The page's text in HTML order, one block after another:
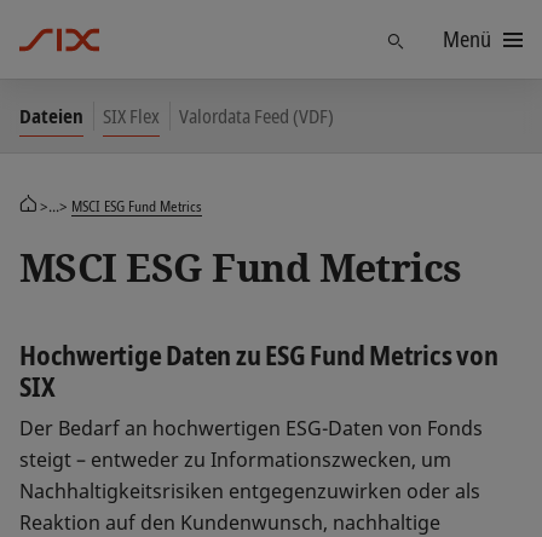
FindenMenü
Dateien SIX Flex Valordata Feed (VDF)
>...> MSCI ESG Fund Metrics
MSCI ESG Fund Metrics
Hochwertige Daten zu ESG Fund Metrics von
SIX
Der Bedarf an hochwertigen ESG-Daten von Fonds
steigt – entweder zu Informationszwecken, um
Nachhaltigkeitsrisiken entgegenzuwirken oder als
Reaktion auf den Kundenwunsch, nachhaltige